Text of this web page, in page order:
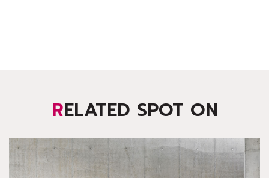
RELATED SPOT ON